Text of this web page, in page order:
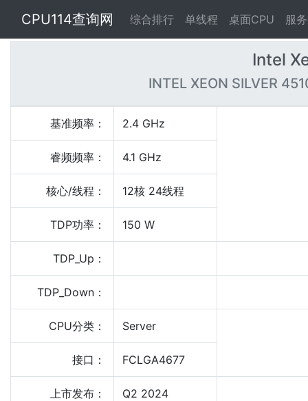
CPU114查询网 综合排行 单线程 桌面CPU 服
Intel
INTEL XEON SILVER
基准频率： 2.4 GHz
睿频频率： 4.1 GHz
核心/线程： 12核 24线程
TDP功率： 150 W
TDP_Up：
TDP_Down：
CPU分类： Server
接口： FCLGA4677
上市发布： Q2 2024